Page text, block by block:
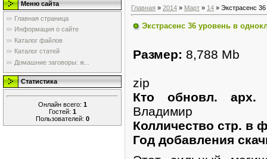
Меню сайта
Главная страница
Информация о сайте
Каталог файлов
Каталог статей
Домашние заговоры: ж...
Статистика
Онлайн всего: 1
Гостей: 1
Пользователей: 0
Главная » 2014 » Март » 14 » Экстрасенс
Экстрасенс 36 уровень в
Размер: 8,788 Mb
zip
Кто обновл.
Владимир
Колличество стр. в
Год добавления